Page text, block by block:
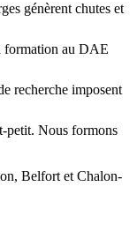
génèrent chutes et
formation au DAE
recherche imposent
petit. Nous formons
Belfort et Chalon-